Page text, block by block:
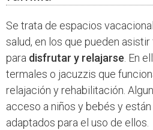
Se trata de espacios
salud, en los que pueden
para disfrutar y relajarse . En
termales o jacuzzis que
relajación y rehabilitación.
acceso a niños y bebés y
adaptados para el uso de ellos.